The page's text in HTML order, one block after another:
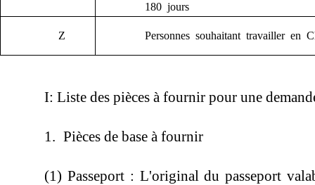
180 jours
Z Personnes souhaitant travailler en
I: Liste des pièces à fournir pour une
1. Pièces de base à fournir
(1) Passeport : L'original du passeport